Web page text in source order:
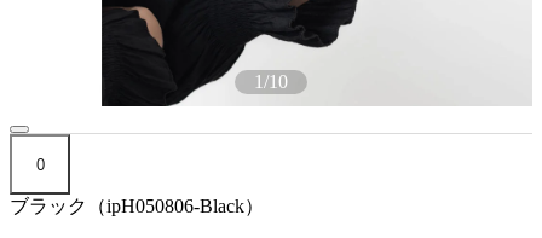
1/10
0
ブラック（ipH050806-Black）